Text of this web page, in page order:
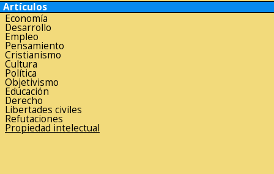
Artículos
Economía
Desarrollo
Empleo
Pensamiento
Cristianismo
Cultura
Política
Objetivismo
Educación
Derecho
Libertades civiles
Refutaciones
Propiedad intelectual